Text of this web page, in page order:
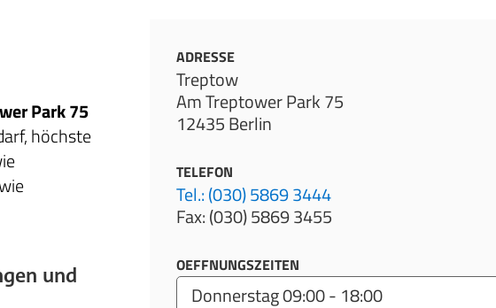
Park 75
höchste
und
ADRESSE
Treptow
Am Treptower Park 75
12435 Berlin
TELEFON
Tel.: (030) 5869 3444
Fax: (030) 5869 3455
OEFFNUNGSZEITEN